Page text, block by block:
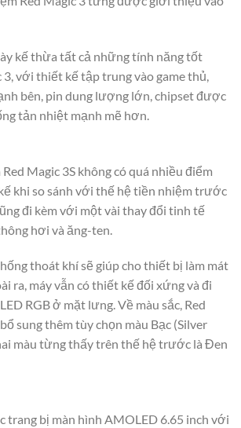
kế thừa tất cả những tính năng tốt
với thiết kế tập trung vào game thủ,
bên, pin dung lượng lớn, chipset được
tản nhiệt mạnh mẽ hơn.
Magic 3S không có quá nhiều điểm
khi so sánh với thế hệ tiền nhiệm trước
đi kèm với một vài thay đổi tinh tế
hơi và ăng-ten.
thoát khí sẽ giúp cho thiết bị làm mát
ra, máy vẫn có thiết kế đối xứng và đi
RGB ở mặt lưng. Về màu sắc, Red
sung thêm tùy chọn màu Bạc (Silver
màu từng thấy trên thế hệ trước là Đen
trang bị màn hình AMOLED 6.65 inch với